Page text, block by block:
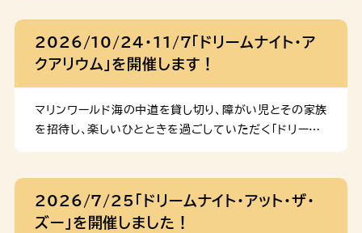
い場合、福岡市母子健康手帳を交付します。 (2)妊婦健
康診査・産婦健康診査 避難元の自治体から交付された
妊産婦健康診査の助成券を持参されていない場合、福岡
市妊婦健康診査・産婦健康診査助成券を交付し、健診費
用を助成します。 (3)乳幼児健康診査（1か月児健診、4
診） 保健福祉センター等で実施している健康診査につい
て、無料で受診できます。 (5)産後ケア事業 医療機関等
2026/10/24・11/7「ドリームナイト・ア
クアリウム」を開催します！
マリンワールド海の中道を貸し切り、障がい児とその家族
を招待し、楽しいひとときを過ごしていただく「ドリーム
ま1人あたり１回までとなります。 対象児童 福岡市在住
の18歳未満の（令和８年４月１日時点で18歳未満であ
2026/7/25「ドリームナイト・アット・ザ・
ズー」を開催しました！